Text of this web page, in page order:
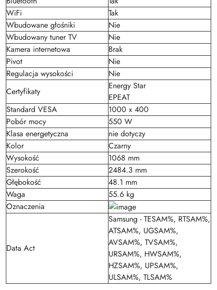
WiFi
Tak
Wbudowane głośniki
Nie
Wbudowany tuner TV
Nie
Kamera internetowa
Brak
Pivot
Nie
Regulacja wysokości
Nie
Certyfikaty
Energy Star
EPEAT
Standard VESA
1000 x 400
Pobór mocy
550 W
Klasa energetyczna
nie dotyczy
Kolor
Czarny
Wysokość
1068 mm
Szerokość
2484.3 mm
Głębokość
48.1 mm
Waga
55.6 kg
Oznaczenia
Data Act
Samsung - TESAM%, RTSAM%,
ATSAM%, UGSAM%,
AVSAM%, TVSAM%,
URSAM%, HWSAM%,
HZSAM%, UPSAM%,
ULSAM%, TLSAM%